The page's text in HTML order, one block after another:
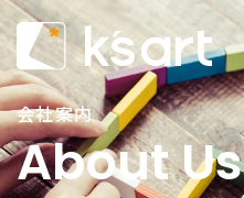
会社案内
About Us